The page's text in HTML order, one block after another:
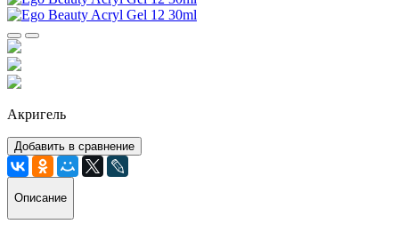
Акригель
Добавить в сравнение
Описание